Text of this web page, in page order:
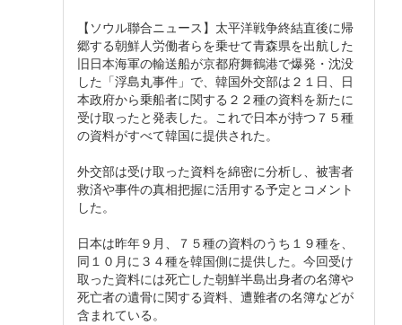
【ソウル聯合ニュース】太平洋戦争終結直後に帰
郷する朝鮮人労働者らを乗せて青森県を出航した
旧日本海軍の輸送船が京都府舞鶴港で爆発・沈没
した「浮島丸事件」で、韓国外交部は２１日、日
本政府から乗船者に関する２２種の資料を新たに
受け取ったと発表した。これで日本が持つ７５種
の資料がすべて韓国に提供された。
外交部は受け取った資料を綿密に分析し、被害者
救済や事件の真相把握に活用する予定とコメント
した。
日本は昨年９月、７５種の資料のうち１９種を、
同１０月に３４種を韓国側に提供した。今回受け
取った資料には死亡した朝鮮半島出身者の名簿や
死亡者の遺骨に関する資料、遭難者の名簿などが
含まれている。